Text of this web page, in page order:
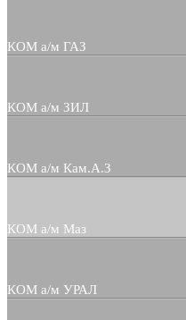
КОМ а/м ГАЗ
КОМ а/м ЗИЛ
КОМ а/м Кам.А.З
КОМ а/м Маз
КОМ а/м УРАЛ